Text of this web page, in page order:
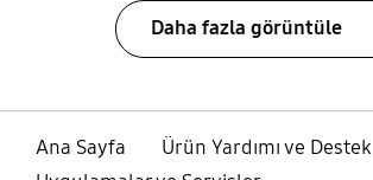
Daha fazla görüntüle
Ana Sayfa
Ürün Yardımı ve Destek